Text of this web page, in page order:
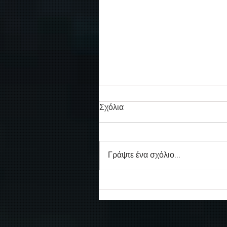
Σχόλια
Γράψτε ένα σχόλιο...